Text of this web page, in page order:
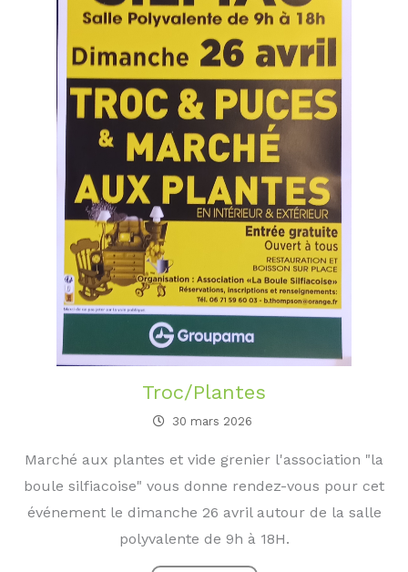
Troc/Plantes
30 mars 2026
Marché aux plantes et vide grenier l'association "la
boule silfiacoise" vous donne rendez-vous pour cet
événement le dimanche 26 avril autour de la salle
polyvalente de 9h à 18H.